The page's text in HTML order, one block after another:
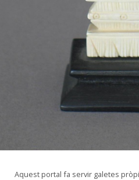
Aquest portal fa servir galetes